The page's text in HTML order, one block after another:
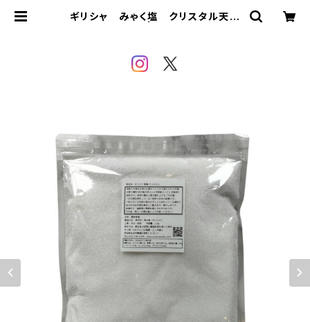
ギリシャ みゃく塩 クリスタル天日